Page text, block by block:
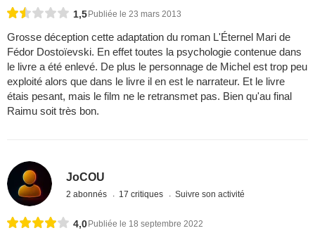
1,5Publiée le 23 mars 2013
Grosse déception cette adaptation du roman L'Éternel Mari de
Fédor Dostoïevski. En effet toutes la psychologie contenue dans
le livre a été enlevé. De plus le personnage de Michel est trop peu
exploité alors que dans le livre il en est le narrateur. Et le livre
étais pesant, mais le film ne le retransmet pas. Bien qu'au final
Raimu soit très bon.
JoCOU
2 abonnés 17 critiques Suivre son activité
4,0 Publiée le 18 septembre 2022